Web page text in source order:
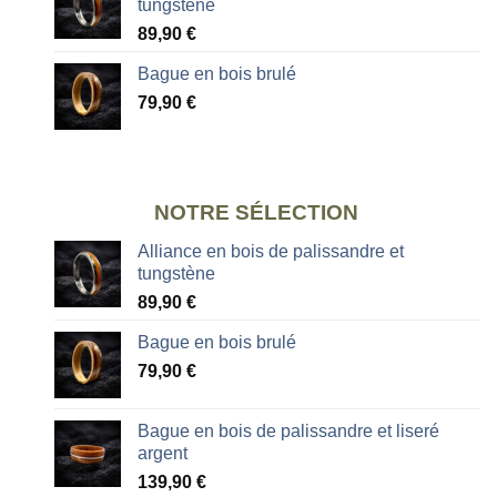
tungstène
89,90 €
Bague en bois brulé
79,90 €
NOTRE SÉLECTION
Alliance en bois de palissandre et
tungstène
89,90 €
Bague en bois brulé
79,90 €
Bague en bois de palissandre et liseré
argent
139,90 €